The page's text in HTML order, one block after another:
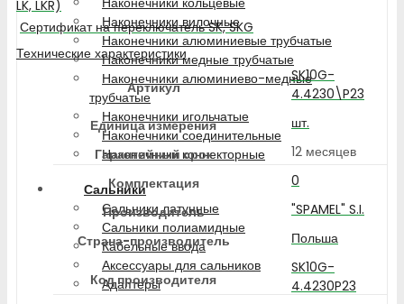
Наконечники вилочные
Наконечники алюминиевые трубчатые
Наконечники медные трубчатые
Наконечники алюминиево-медные
трубчатые
Наконечники игольчатые
Наконечники соединительные
Наконечники коннекторные
Сальники
Сальники латунные
Сальники полиамидные
Кабельные ввода
Аксессуары для сальников
Адаптеры
LK, LKR)
Сертификат на переключатель SK, SKG
Технические характеристики
Артикул
SK10G-
4.4230\P23
Единица измерения
шт.
Гарантийный срок
12 месяцев
Комплектация
0
Производитель
"SPAMEL" S.I.
Страна-производитель
Польша
Код производителя
SK10G-
4.4230P23